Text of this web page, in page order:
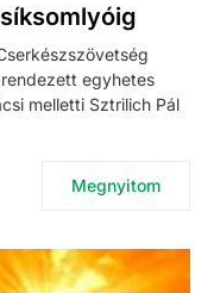
egyhetes
melletti Sztrilich Pál
Megnyitom